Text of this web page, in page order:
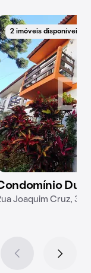
2 imóveis disponíveis
Due
Joaquim Cruz, 331